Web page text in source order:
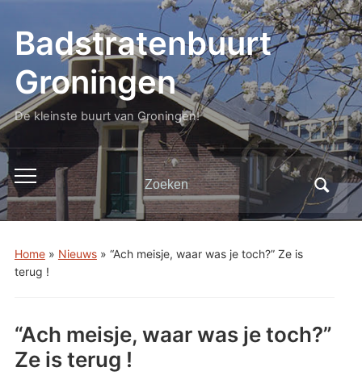
Badstratenbuurt
Groningen
De kleinste buurt van Groningen!
Toggle
mobiel
menu
Zoeken
naar:
Home» Nieuws» “Ach meisje, waar was je toch?” Ze is
terug !
“Ach meisje, waar was je toch?”
Ze is terug !